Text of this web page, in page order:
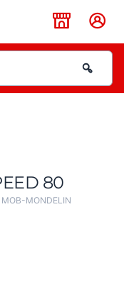
80
MOB-MONDELIN